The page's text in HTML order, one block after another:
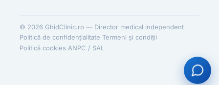
© 2026 GhidClinic.ro — Director medical independent
Politică de confidențialitate Termeni și condiții
Politică cookies ANPC / SAL